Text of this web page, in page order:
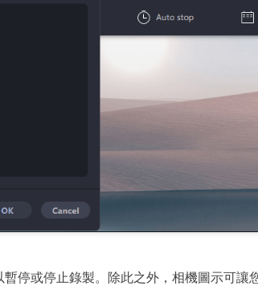
停或停止錄製。除此之外，相機圖示可讓